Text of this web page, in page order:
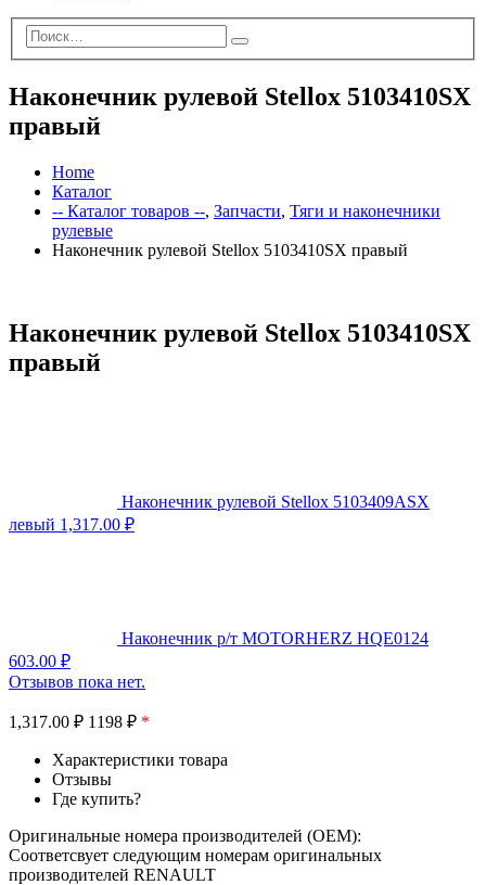
Наконечник рулевой Stellox 5103410SX
правый
Home
Каталог
-- Каталог товаров --, Запчасти, Тяги и наконечники
рулевые
Наконечник рулевой Stellox 5103410SX правый
Наконечник рулевой Stellox 5103410SX
правый
Наконечник рулевой Stellox 5103409ASX
левый 1,317.00 ₽
Наконечник р/т MOTORHERZ HQE0124
603.00 ₽
Отзывов пока нет.
1,317.00 ₽ 1198 ₽ *
Характеристики товара
Отзывы
Где купить?
Оригинальные номера производителей (OEM):
Соответсвует следующим номерам оригинальных
производителей RENAULT